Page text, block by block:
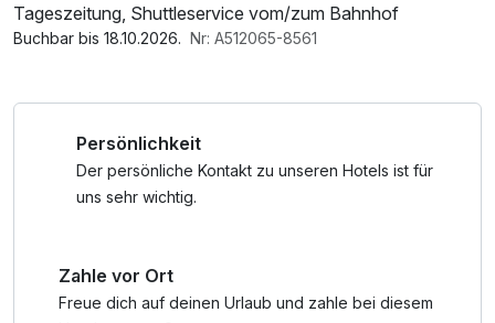
Tageszeitung, Shuttleservice vom/zum Bahnhof
Buchbar bis 18.10.2026. Nr: A512065-8561
Persönlichkeit
Der persönliche Kontakt zu unseren Hotels ist für
uns sehr wichtig.
Zahle vor Ort
Freue dich auf deinen Urlaub und zahle bei diesem